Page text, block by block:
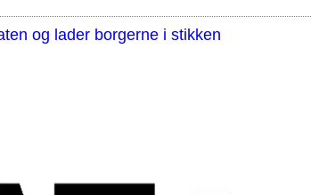
og lader borgerne i stikken